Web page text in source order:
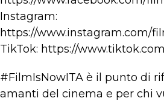
Instagram:
https://www.instagram.com/
TikTok: https://
#FilmIsNowITA è il punto di
amanti del cinema e per chi